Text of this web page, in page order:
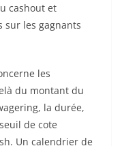
cashout et
sur les gagnants
les
du montant du
la durée,
de cote
Un calendrier de